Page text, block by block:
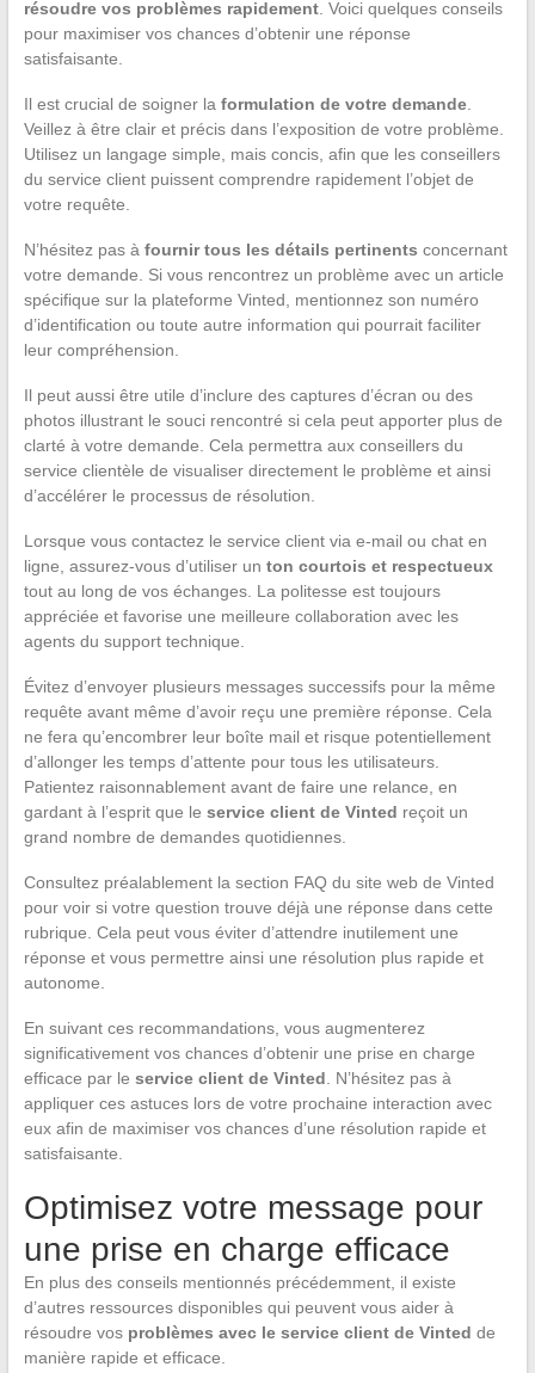
résoudre vos problèmes rapidement. Voici quelques conseils
pour maximiser vos chances d’obtenir une réponse
satisfaisante.
Il est crucial de soigner la formulation de votre demande.
Veillez à être clair et précis dans l’exposition de votre problème.
Utilisez un langage simple, mais concis, afin que les conseillers
du service client puissent comprendre rapidement l’objet de
votre requête.
N’hésitez pas à fournir tous les détails pertinents concernant
votre demande. Si vous rencontrez un problème avec un article
spécifique sur la plateforme Vinted, mentionnez son numéro
d’identification ou toute autre information qui pourrait faciliter
leur compréhension.
Il peut aussi être utile d’inclure des captures d’écran ou des
photos illustrant le souci rencontré si cela peut apporter plus de
clarté à votre demande. Cela permettra aux conseillers du
service clientèle de visualiser directement le problème et ainsi
d’accélérer le processus de résolution.
Lorsque vous contactez le service client via e-mail ou chat en
ligne, assurez-vous d’utiliser un ton courtois et respectueux
tout au long de vos échanges. La politesse est toujours
appréciée et favorise une meilleure collaboration avec les
agents du support technique.
Évitez d’envoyer plusieurs messages successifs pour la même
requête avant même d’avoir reçu une première réponse. Cela
ne fera qu’encombrer leur boîte mail et risque potentiellement
d’allonger les temps d’attente pour tous les utilisateurs.
Patientez raisonnablement avant de faire une relance, en
gardant à l’esprit que le service client de Vinted reçoit un
grand nombre de demandes quotidiennes.
Consultez préalablement la section FAQ du site web de Vinted
pour voir si votre question trouve déjà une réponse dans cette
rubrique. Cela peut vous éviter d’attendre inutilement une
réponse et vous permettre ainsi une résolution plus rapide et
autonome.
En suivant ces recommandations, vous augmenterez
significativement vos chances d’obtenir une prise en charge
efficace par le service client de Vinted . N’hésitez pas à
appliquer ces astuces lors de votre prochaine interaction avec
eux afin de maximiser vos chances d’une résolution rapide et
satisfaisante.
Optimisez votre message pour
une prise en charge efficace
En plus des conseils mentionnés précédemment, il existe
d’autres ressources disponibles qui peuvent vous aider à
résoudre vos problèmes avec le service client de Vinted de
manière rapide et efficace.